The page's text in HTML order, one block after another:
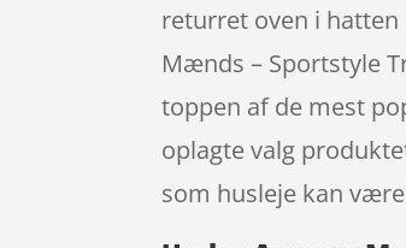
returret oven i
Mænds – Sportstyle
toppen af de mest
oplagte valg
som husleje kan